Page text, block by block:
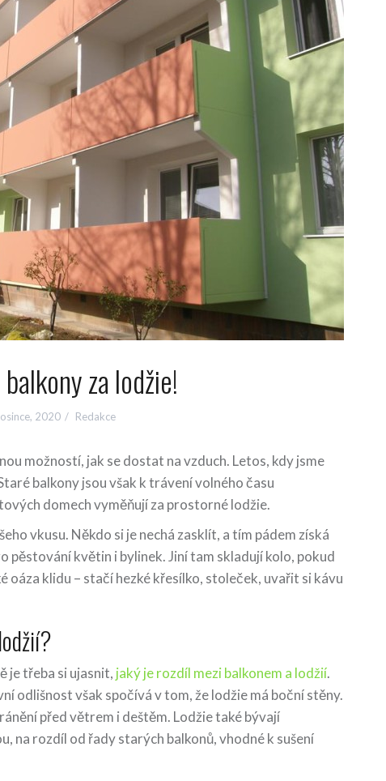
za lodžie!
2020 Redakce
možností, jak se dostat na vzduch. Letos, kdy jsme
balkony jsou však k trávení volného času
domech vyměňují za prostorné lodžie.
vkusu. Někdo si je nechá zasklít, a tím pádem získá
pěstování květin i bylinek. Jiní tam skladují kolo, pokud
oáza klidu – stačí hezké křesílko, stoleček, uvařit si kávu
je třeba si ujasnit, jaký je rozdíl mezi balkonem a lodžií.
odlišnost však spočívá v tom, že lodžie má boční stěny.
před větrem i deštěm. Lodžie také bývají
na rozdíl od řady starých balkonů, vhodné k sušení